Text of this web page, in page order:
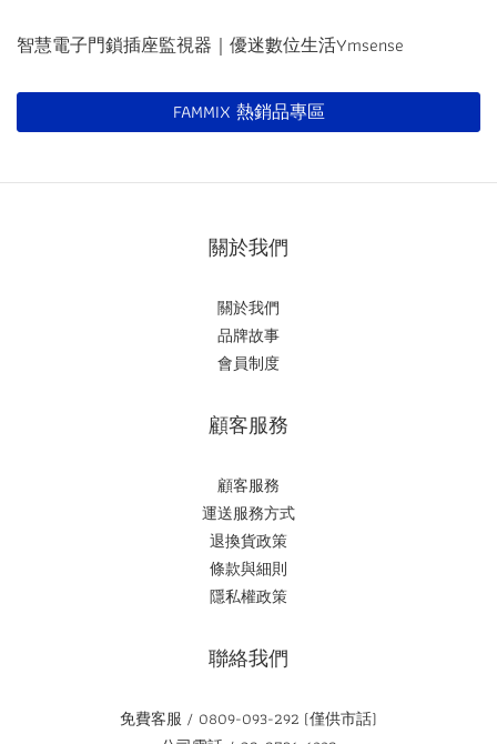
智慧電子門鎖插座監視器｜優迷數位生活Ymsense
FAMMIX 熱銷品專區
關於我們
關於我們
品牌故事
會員制度
顧客服務
顧客服務
運送服務方式
退換貨政策
條款與細則
隱私權政策
聯絡我們
免費客服 / 0809-093-292 (僅供市話)